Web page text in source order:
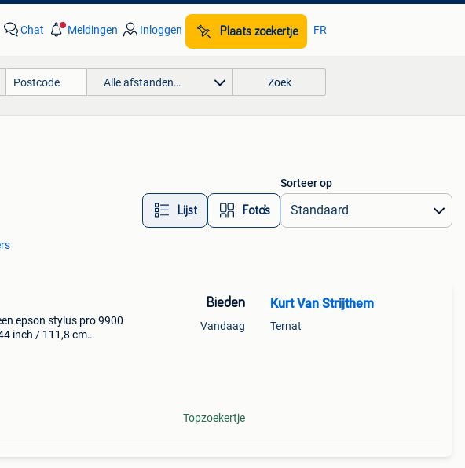
Chat Meldingen Inloggen Plaats zoekertje FR
Alle afstanden… Zoek
Lijst Foto’s
Sorteer op
epson stylus pro 9900
inch / 111,8 cm
Bieden
Vandaag
Topzoekertje
Kurt Van Strijthem
Ternat